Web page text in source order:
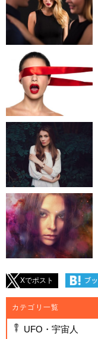
Xでポスト
カテゴリ一覧
UFO・宇宙人